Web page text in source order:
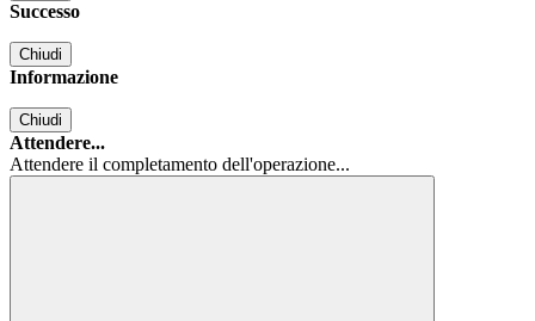
Successo
Chiudi
Informazione
Chiudi
Attendere...
Attendere il completamento dell'operazione...